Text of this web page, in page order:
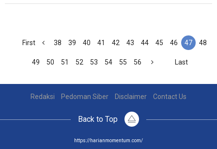
First 38 39 40 41 42 43 44 45 46 47 48
49 50 51 52 53 54 55 56 Last
Redaksi Pedoman Siber Disclaimer Contact Us
Back to Top
https://harianmomentum.com/